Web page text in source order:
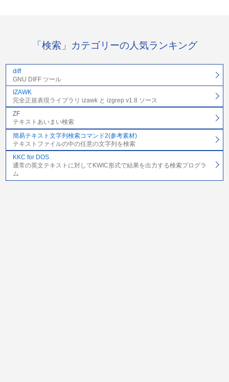
「検索」カテゴリーの人気ランキング
diff
GNU DIFF ツール
IZAWK
完全正規表現ライブラリ izawk と izgrep v1.8 ソース
ZF
テキストあいまい検索
簡易テキスト文字列検索コマンド2(参考素材)
テキストファイルの中の任意の文字列を検索
KKC for DOS
通常の英文テキストに対してKWIC形式で結果を出力する検索プログラ
ム